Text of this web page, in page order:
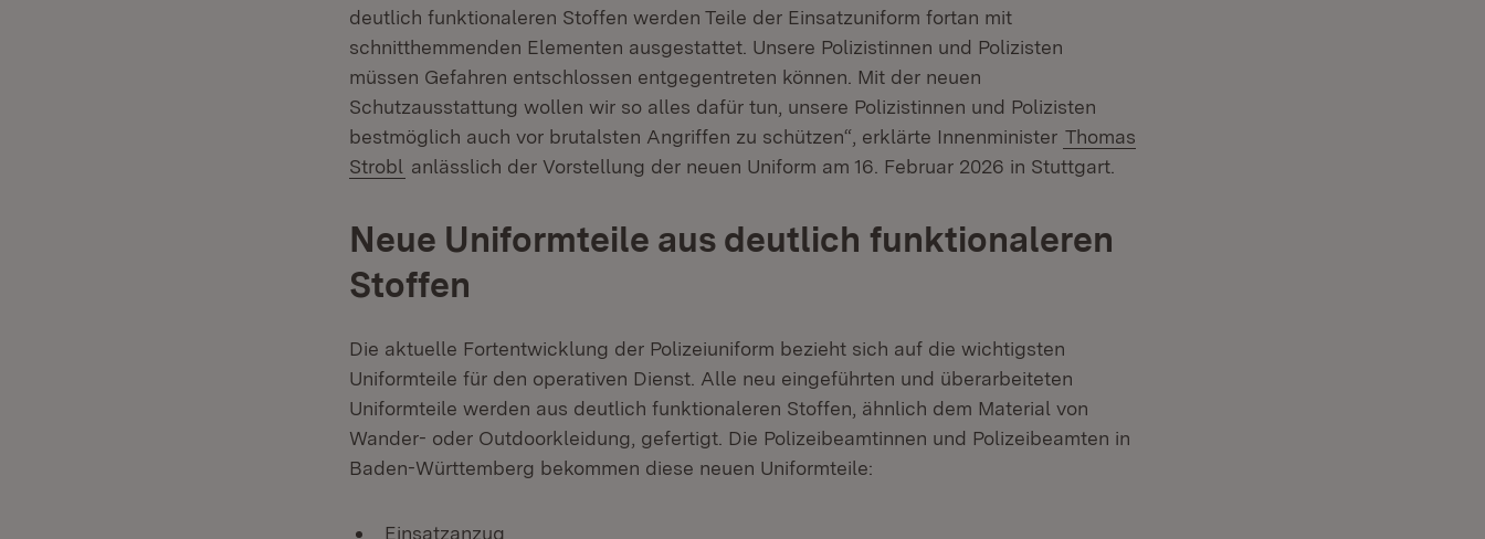
deutlich funktionaleren Stoffen werden Teile der Einsatzuniform fortan mit
schnitthemmenden Elementen ausgestattet. Unsere Polizistinnen und Polizisten
müssen Gefahren entschlossen entgegentreten können. Mit der neuen
Schutzausstattung wollen wir so alles dafür tun, unsere Polizistinnen und Polizisten
bestmöglich auch vor brutalsten Angriffen zu schützen“, erklärte Innenminister Thomas
Strobl anlässlich der Vorstellung der neuen Uniform am 16. Februar 2026 in Stuttgart.
Neue Uniformteile aus deutlich funktionaleren
Stoffen
Die aktuelle Fortentwicklung der Polizeiuniform bezieht sich auf die wichtigsten
Uniformteile für den operativen Dienst. Alle neu eingeführten und überarbeiteten
Uniformteile werden aus deutlich funktionaleren Stoffen, ähnlich dem Material von
Wander- oder Outdoorkleidung, gefertigt. Die Polizeibeamtinnen und Polizeibeamten in
Baden-Württemberg bekommen diese neuen Uniformteile:
Einsatzanzug